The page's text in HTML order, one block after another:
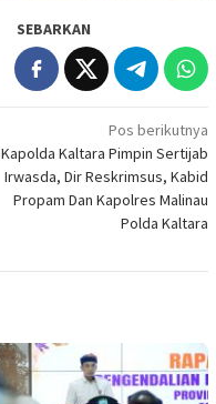
SEBARKAN
Pos berikutnya
Kapolda Kaltara Pimpin Sertijab
Irwasda, Dir Reskrimsus, Kabid
Propam Dan Kapolres Malinau
Polda Kaltara